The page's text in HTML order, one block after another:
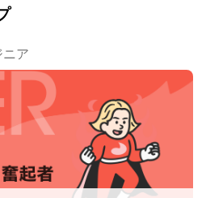
種に関係なく「自分ごと」とし
、他社でCTOやリーダーを務めた
在籍。経営と現場の距離が近い
意思決定ができるのも特徴で
身という強みを活かし、設計〜
ニア